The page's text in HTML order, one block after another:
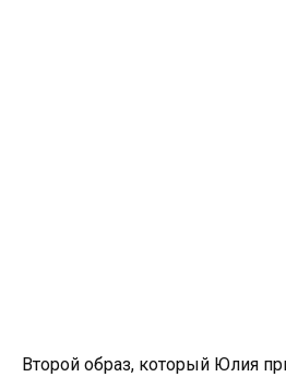
Второй образ, который Юлия